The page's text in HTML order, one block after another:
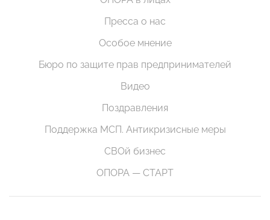
Пресса о нас
Особое мнение
Бюро по защите прав предпринимателей
Видео
Поздравления
Поддержка МСП. Антикризисные меры
СВОй бизнес
ОПОРА — СТАРТ